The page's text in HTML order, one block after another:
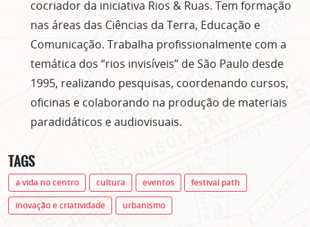
cocriador da iniciativa Rios & Ruas. Tem formação
nas áreas das Ciências da Terra, Educação e
Comunicação. Trabalha profissionalmente com a
temática dos “rios invisíveis” de São Paulo desde
1995, realizando pesquisas, coordenando cursos,
oficinas e colaborando na produção de materiais
paradidáticos e audiovisuais.
TAGS
a vida no centro cultura eventos
festival path
inovação e criatividade
urbanismo